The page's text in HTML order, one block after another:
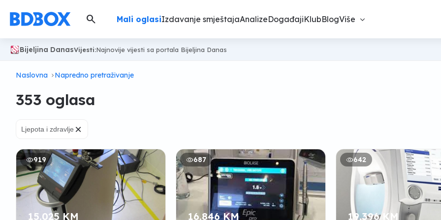
search Mali oglasiIzdavanje smještajaAnalizeDogađajiKlubBlogViše
Bijeljina DanasVijesti:Najnovije vijesti sa portala Bijeljina Danas
Naslovna Napredno pretraživanje
353 oglasa
Ljepota i zdravlje ×
919
15.025 KM
687
16.846 KM
642
19.396 KM